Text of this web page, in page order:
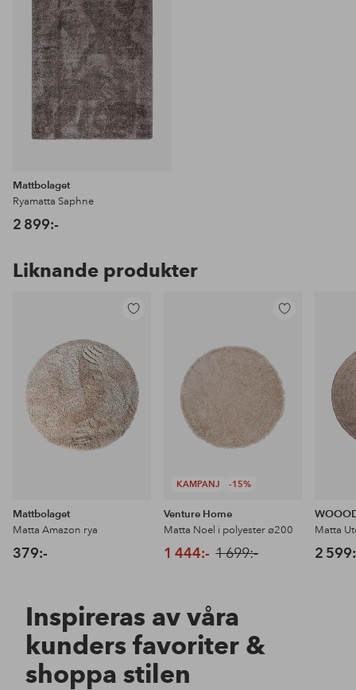
Mattbolaget
Ryamatta Saphne
2 899:-
Liknande produkter
favoriter
Mattbolaget
Matta Amazon rya
379:-
KAMPANJ -15%
Venture Home
Matta Noel i polyester ø200
1 444:- 1 699:-
Matta
2
Inspireras av våra
kunders favoriter &
shoppa stilen